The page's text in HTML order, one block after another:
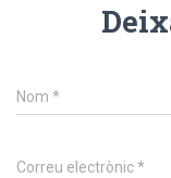
Nom *
Correu electrònic*